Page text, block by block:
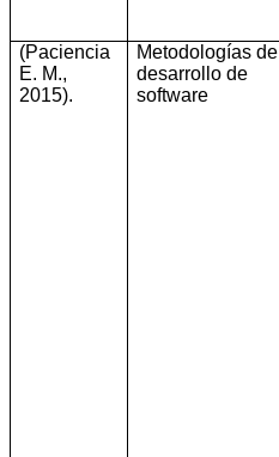
(Paciencia
E. M.,
2015).
Metodologías de
desarrollo de
software